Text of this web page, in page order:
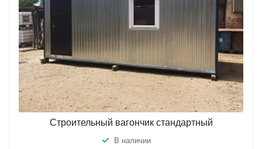
Строительный вагончик стандартный
В наличии